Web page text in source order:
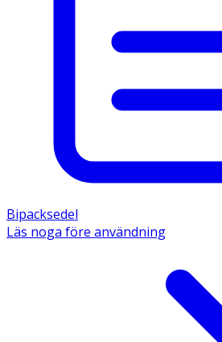
Bipacksedel
Läs noga före användning